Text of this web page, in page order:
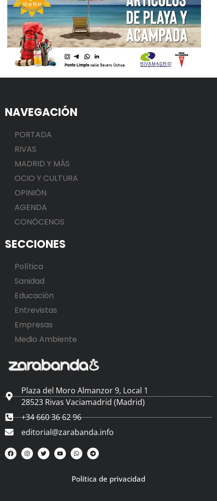
NAVEGACIÓN
PORTADA
RIVAS
MADRID Y MÁS
OCIO Y CULTURA
OPINIÓN
AGENDA
CONÓCENOS
SECCIONES
Política
Sanidad
Educación
Entrevistas
Empresas
Medio Ambiente
Plaza del Moro Almanzor 9, Local 1
28523 Rivas Vaciamadrid (Madrid)
+34 660 36 62 96
editorial@zarabanda.info
Política de privacidad